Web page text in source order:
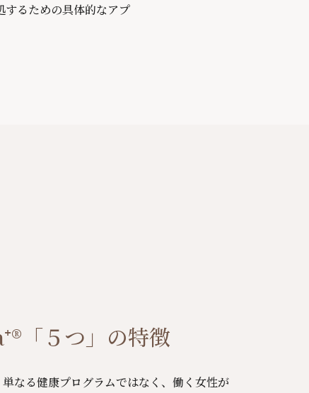
するための具体的なアプ
「５つ」の特徴
なる健康プログラムではなく、働く女性が